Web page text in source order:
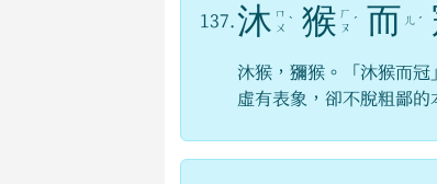
137. 沐 ㄇ
ㄨ ˋ 猴 ㄏ
ㄡ ˊ 而 ㄦ ˊ
沐猴，獼猴。「沐猴而
虛有表象，卻不脫粗鄙的